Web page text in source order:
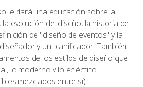
le dará una educación sobre la
la evolución del diseño, la historia de
de "diseño de eventos" y la
y un planificador. También
de los estilos de diseño que
lo moderno y lo ecléctico
mezclados entre sí).